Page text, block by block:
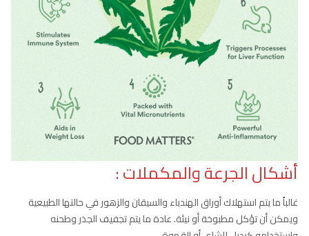
أشكال الجرعة والمكملات :
غالباً ما يتم استهلاك أوراق الهندباء والسيقان والزهور في حالتها الطبيعية
ويمكن أن تؤكل مطبوخة أو نيئة. عادة ما يتم تجفيف الجذر وطحنه